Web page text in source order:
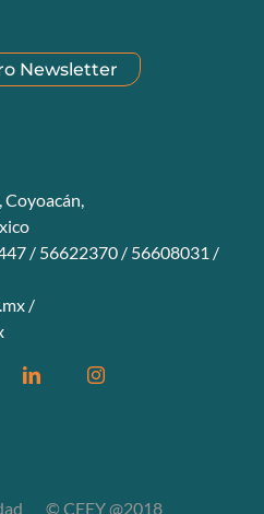
Newsletter
Coyoacán,
/ 56622370 / 56608031 /
/
LinkedinInstagram
© CEEY @2018